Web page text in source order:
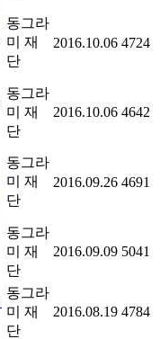
동그라
미 재
단
2016.10.06 4724
동그라
미 재
단
2016.10.06 4642
동그라
미 재
단
2016.09.26 4691
동그라
미 재
단
2016.09.09 5041
동그라
미 재
단
2016.08.19 4784